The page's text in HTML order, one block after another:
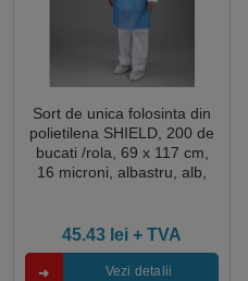
Sort de unica folosinta din
polietilena SHIELD, 200 de
bucati /rola, 69 x 117 cm,
16 microni, albastru, alb,
45.43 lei + TVA
Vezi detalii